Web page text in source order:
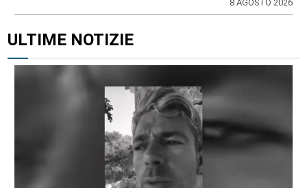
8 AGOSTO 2026
ULTIME NOTIZIE